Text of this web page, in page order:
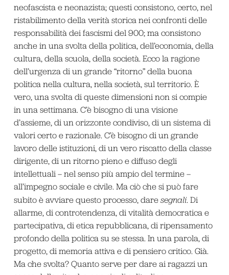
neofascista e neonazista; questi consistono, certo, nel
ristabilimento della verità storica nei confronti delle
responsabilità dei fascismi del 900; ma consistono
anche in una svolta della politica, dell’economia, della
cultura, della scuola, della società. Ecco la ragione
dell’urgenza di un grande “ritorno” della buona
politica nella cultura, nella società, sul territorio. È
vero, una svolta di queste dimensioni non si compie
in una settimana. C’è bisogno di una visione
d’assieme, di un orizzonte condiviso, di un sistema di
valori certo e razionale. C’è bisogno di un grande
lavoro delle istituzioni, di un vero riscatto della classe
dirigente, di un ritorno pieno e diffuso degli
intellettuali – nel senso più ampio del termine –
all’impegno sociale e civile. Ma ciò che si può fare
subito è avviare questo processo, dare segnali. Di
allarme, di controtendenza, di vitalità democratica e
partecipativa, di etica repubblicana, di ripensamento
profondo della politica su se stessa. In una parola, di
progetto, di memoria attiva e di pensiero critico. Già.
Ma che svolta? Quanto serve per dare ai ragazzi un